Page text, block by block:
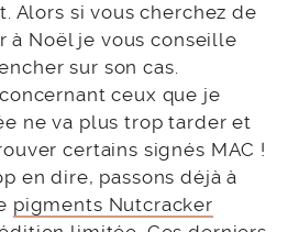
Alors si vous cherchez de
à Noël je vous conseille
sur son cas.
ceux que je
ne va plus trop tarder et
certains signés MAC !
en dire, passons déjà à
pigments Nutcracker